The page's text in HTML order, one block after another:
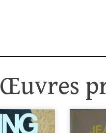
Œuvres